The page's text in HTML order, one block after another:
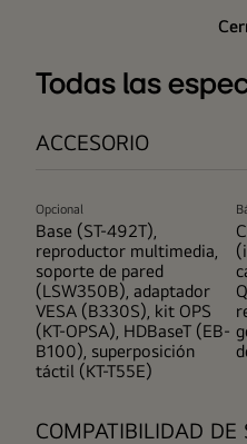
Todas las
ACCESORIO
Opcional
Base (ST-492T),
reproductor multimedia,
soporte de pared
(LSW350B), adaptador
VESA (B330S), kit OPS
(KT-OPSA), HDBaseT (EB-
B100), superposición
táctil (KT-T55E)
COMPATIBILIDAD DE